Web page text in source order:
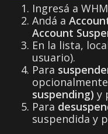
Ingresá a
Andá a
Account
En la lista,
usuario).
Para
suspending) y
Para
suspendida y